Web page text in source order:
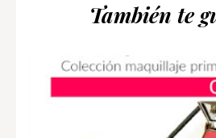
También te